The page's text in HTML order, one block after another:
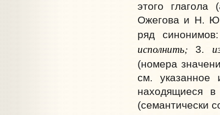
этого
Ожегова и Н.
ряд
исполнить; 3.
(номера
см.
находящиеся в
(семантически